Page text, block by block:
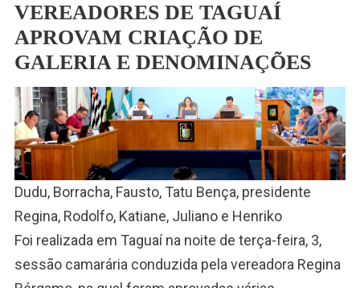
VEREADORES DE TAGUAÍ
APROVAM CRIAÇÃO DE
GALERIA E DENOMINAÇÕES
Dudu, Borracha, Fausto, Tatu Bença, presidente
Regina, Rodolfo, Katiane, Juliano e Henriko
Foi realizada em Taguaí na noite de terça-feira, 3,
sessão camarária conduzida pela vereadora Regina